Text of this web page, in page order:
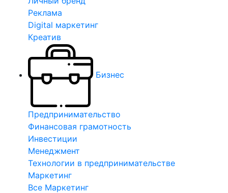
Реклама
Digital маркетинг
Креатив
Бизнес
Предпринимательство
Финансовая грамотность
Инвестиции
Менеджмент
Технологии в предпринимательстве
Маркетинг
Все Маркетинг